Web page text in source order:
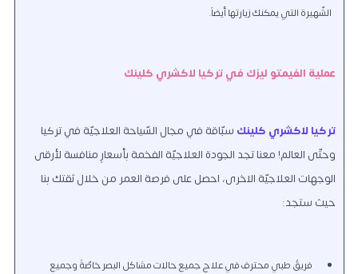
الشّهيرة التي يمكنك زيارتها أيضاً.
عملية الفيمتو ليزك في تركيا لاكشري كلينك
تركيا لاكشري كلينك سبّاقة في مجال السّياحة العلاجيّة في تركيا
وحتّى العالم! معنا تجد الجودة العلاجيّة الفخمة بأسعارٍ منافسة لأرقى
الوجهات العلاجيّة الاخرى، احصل على فرصة العمر من خلال ثقتك بنا
حيث ستجد:
فريقٌ طبيٌّ محترف في علاج جميع حالات مشاكل البصر خاصّةً وجميع